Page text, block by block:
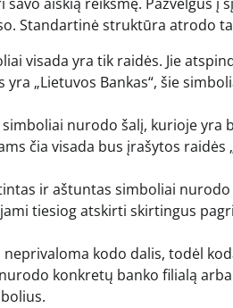
aiškią reikšmę. Pažvelgus į
Standartinė struktūra atrodo
visada yra tik raidės. Jie
„Lietuvos Bankas“, šie
nurodo šalį, kurioje yra
čia visada bus įrašytos raidės
ir aštuntas simboliai
tiesiog atskirti skirtingus
neprivaloma kodo dalis, todėl
konkretų banko filialą